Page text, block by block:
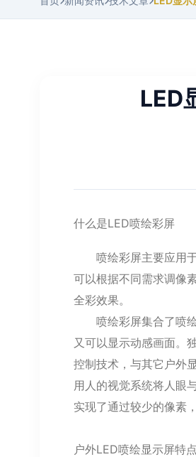
LED
什么是LED喷绘彩屏
喷绘彩屏主要应用于
可以根据不同需求调像
全彩效果。
喷绘彩屏集合了喷绘
又可以显示动感画面。
控制技术，与其它户外
用人的视觉系统将人眼
实现了通过较少的像素
户外LED喷绘显示屏特点